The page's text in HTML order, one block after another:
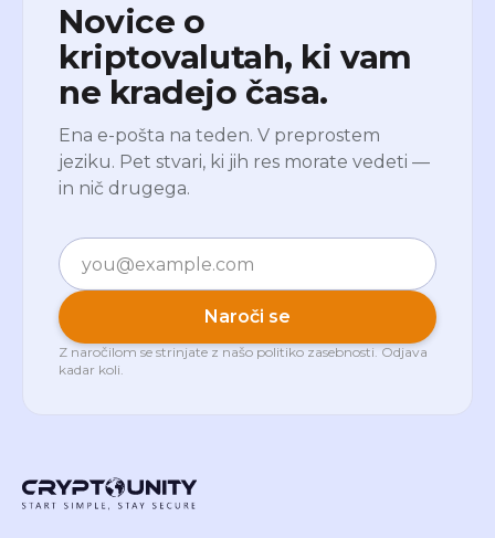
Novice o
kriptovalutah, ki vam
ne kradejo časa.
Ena e-pošta na teden. V preprostem
jeziku. Pet stvari, ki jih res morate vedeti —
in nič drugega.
E-pošta
Naroči se
Z naročilom se strinjate z našo politiko zasebnosti. Odjava
kadar koli.